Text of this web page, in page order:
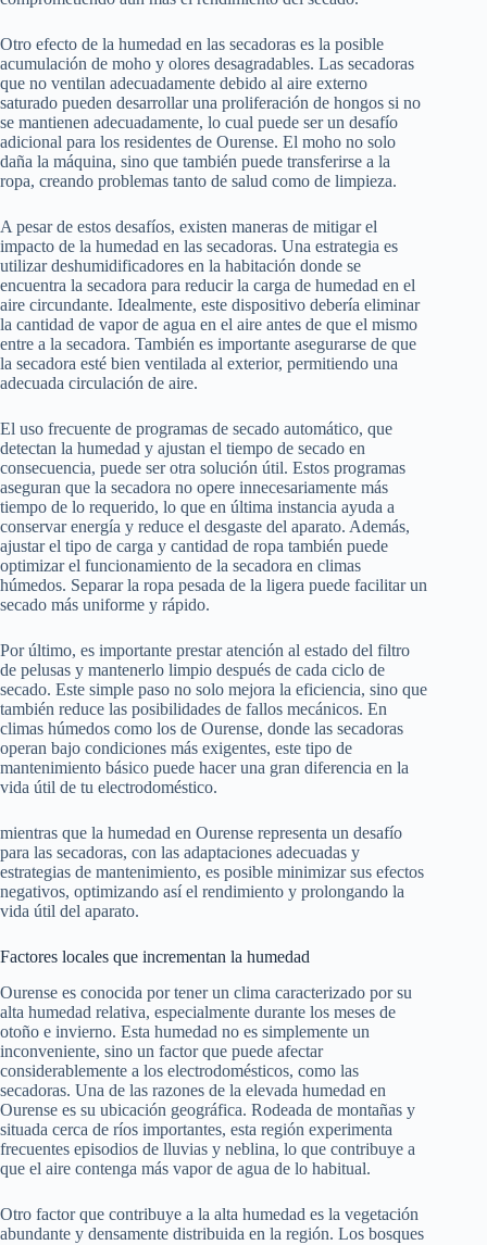
Otro efecto de la humedad en las secadoras es la posible
acumulación de moho y olores desagradables. Las secadoras
que no ventilan adecuadamente debido al aire externo
saturado pueden desarrollar una proliferación de hongos si no
se mantienen adecuadamente, lo cual puede ser un desafío
adicional para los residentes de Ourense. El moho no solo
daña la máquina, sino que también puede transferirse a la
ropa, creando problemas tanto de salud como de limpieza.
A pesar de estos desafíos, existen maneras de mitigar el
impacto de la humedad en las secadoras. Una estrategia es
utilizar deshumidificadores en la habitación donde se
encuentra la secadora para reducir la carga de humedad en el
aire circundante. Idealmente, este dispositivo debería eliminar
la cantidad de vapor de agua en el aire antes de que el mismo
entre a la secadora. También es importante asegurarse de que
la secadora esté bien ventilada al exterior, permitiendo una
adecuada circulación de aire.
El uso frecuente de programas de secado automático, que
detectan la humedad y ajustan el tiempo de secado en
consecuencia, puede ser otra solución útil. Estos programas
aseguran que la secadora no opere innecesariamente más
tiempo de lo requerido, lo que en última instancia ayuda a
conservar energía y reduce el desgaste del aparato. Además,
ajustar el tipo de carga y cantidad de ropa también puede
optimizar el funcionamiento de la secadora en climas
húmedos. Separar la ropa pesada de la ligera puede facilitar un
secado más uniforme y rápido.
Por último, es importante prestar atención al estado del filtro
de pelusas y mantenerlo limpio después de cada ciclo de
secado. Este simple paso no solo mejora la eficiencia, sino que
también reduce las posibilidades de fallos mecánicos. En
climas húmedos como los de Ourense, donde las secadoras
operan bajo condiciones más exigentes, este tipo de
mantenimiento básico puede hacer una gran diferencia en la
vida útil de tu electrodoméstico.
mientras que la humedad en Ourense representa un desafío
para las secadoras, con las adaptaciones adecuadas y
estrategias de mantenimiento, es posible minimizar sus efectos
negativos, optimizando así el rendimiento y prolongando la
vida útil del aparato.
Factores locales que incrementan la humedad
Ourense es conocida por tener un clima caracterizado por su
alta humedad relativa, especialmente durante los meses de
otoño e invierno. Esta humedad no es simplemente un
inconveniente, sino un factor que puede afectar
considerablemente a los electrodomésticos, como las
secadoras. Una de las razones de la elevada humedad en
Ourense es su ubicación geográfica. Rodeada de montañas y
situada cerca de ríos importantes, esta región experimenta
frecuentes episodios de lluvias y neblina, lo que contribuye a
que el aire contenga más vapor de agua de lo habitual.
Otro factor que contribuye a la alta humedad es la vegetación
abundante y densamente distribuida en la región. Los bosques